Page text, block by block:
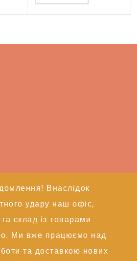
Внаслідок
удару наш офіс,
склад із товарами
Ми вже працюємо над
та доставкою нових